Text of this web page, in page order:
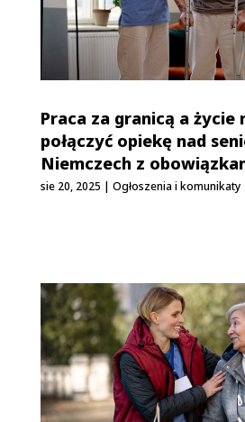
Praca za granicą a życie
połączyć opiekę nad
Niemczech z
sie 20, 2025 | Ogłoszenia i komunikaty